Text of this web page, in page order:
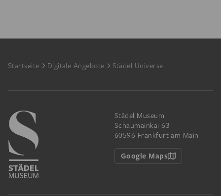
Footer
Startseite Digitale Angebote Städel Universe
Städel Museum
Schaumainkai 63
60596 Frankfurt am Main
Google Maps